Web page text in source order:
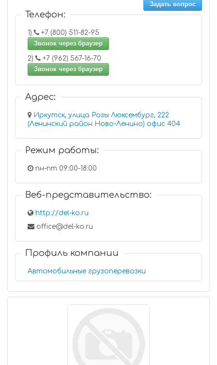
Задать вопрос
Телефон:
1)
+7 (800) 511-82-95
Звонок через браузер
2)
+7 (962) 567-16-70
Звонок через браузер
Адрес:
Иркутск, улица Розы Люксембург, 222
(Ленинский район Ново-Ленино) офис 404
Режим работы:
пн-пт 09:00-18:00
Веб-представительство:
http://del-ko.ru
office@del-ko.ru
Профиль компании
Автомобильные грузоперевозки